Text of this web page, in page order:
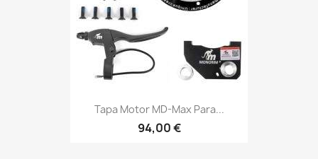
Tapa Motor MD-Max Para...
94,00 €